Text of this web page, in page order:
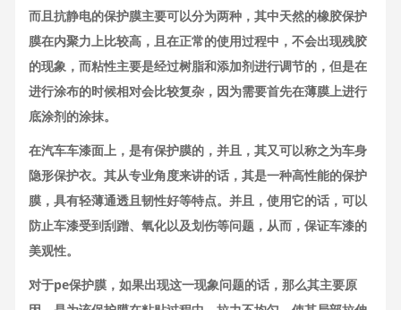
而且抗静电的保护膜主要可以分为两种，其中天然的橡胶保护
膜在内聚力上比较高，且在正常的使用过程中，不会出现残胶
的现象，而粘性主要是经过树脂和添加剂进行调节的，但是在
进行涂布的时候相对会比较复杂，因为需要首先在薄膜上进行
底涂剂的涂抹。
在汽车车漆面上，是有保护膜的，并且，其又可以称之为车身
隐形保护衣。其从专业角度来讲的话，其是一种高性能的保护
膜，具有轻薄通透且韧性好等特点。并且，使用它的话，可以
防止车漆受到刮蹭、氧化以及划伤等问题，从而，保证车漆的
美观性。
对于pe保护膜，如果出现这一现象问题的话，那么其主要原